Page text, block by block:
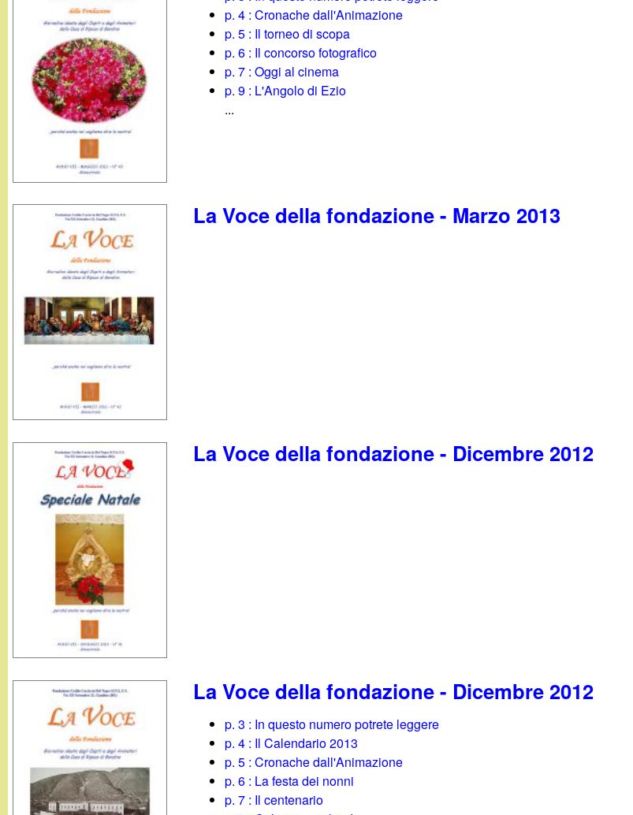
i
n
p. 4 : Cronache dall'Animazione
p. 5 : Il torneo di scopa
p. 6 : Il concorso fotografico
p. 7 : Oggi al cinema
p. 9 : L'Angolo di Ezio
...
La Voce della fondazione - Marzo 2013
La Voce della fondazione - Dicembre 2012
La Voce della fondazione - Dicembre 2012
p. 3 : In questo numero potrete leggere
p. 4 : Il Calendario 2013
p. 5 : Cronache dall'Animazione
p. 6 : La festa dei nonni
p. 7 : Il centenario